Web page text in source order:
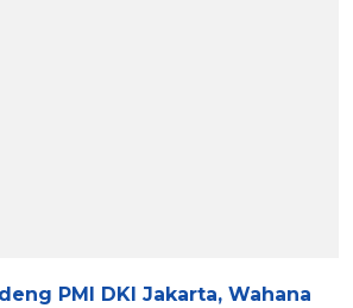
PMI DKI Jakarta, Wahana